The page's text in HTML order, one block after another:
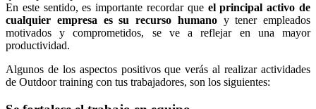
En este sentido, es importante recordar que el principal activo de
cualquier empresa es su recurso humanoy tener empleados
motivados y comprometidos, se ve a reflejar en una mayor
productividad.
Algunos de los aspectos positivos que verás al realizar actividades
de Outdoor training con tus trabajadores, son los siguientes: